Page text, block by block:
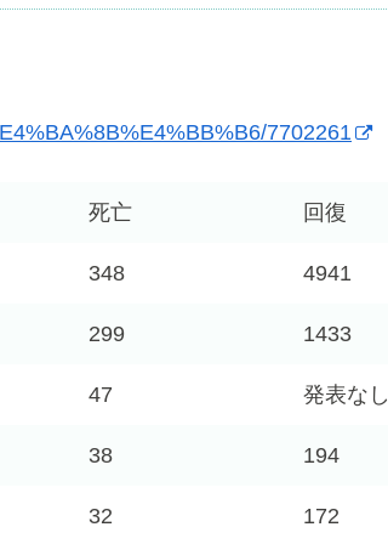
7702261
死亡 回復
348 4941
299 1433
47 発表なし
38 194
32 172